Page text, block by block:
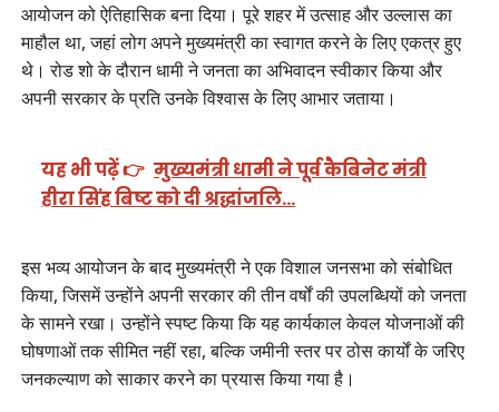
आयोजन को ऐतिहासिक बना दिया। पूरे शहर में उत्साह और उल्लास का
माहौल था, जहां लोग अपने मुख्यमंत्री का स्वागत करने के लिए एकत्र हुए
थे। रोड शो के दौरान धामी ने जनता का अभिवादन स्वीकार किया और
अपनी सरकार के प्रति उनके विश्वास के लिए आभार जताया।
यह भी पढ़ें 👉 मुख्यमंत्री धामी ने पूर्व कैबिनेट मंत्री
हीरा सिंह बिष्ट को दी श्रद्धांजलि…
इस भव्य आयोजन के बाद मुख्यमंत्री ने एक विशाल जनसभा को संबोधित
किया, जिसमें उन्होंने अपनी सरकार की तीन वर्षों की उपलब्धियों को जनता
के सामने रखा। उन्होंने स्पष्ट किया कि यह कार्यकाल केवल योजनाओं की
घोषणाओं तक सीमित नहीं रहा, बल्कि जमीनी स्तर पर ठोस कार्यों के जरिए
जनकल्याण को साकार करने का प्रयास किया गया है।